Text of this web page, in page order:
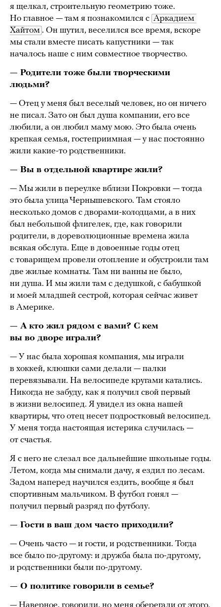
я щелкал, строительную геометрию тоже.
Но главное — там я познакомился с Аркадием
Хайтом . Он шутил, веселился все время, вскоре
мы стали вместе писать капустники — так
началось наше с ним совместное творчество.
— Родители тоже были творческими
людьми?
— Отец у меня был веселый человек, но он ничего
не писал. Зато он был душа компании, его все
любили, а он любил маму мою. Это была очень
крепкая семья, гостеприимная — у нас постоянно
жили какие-то родственники.
— Вы в отдельной квартире жили?
— Мы жили в переулке вблизи Покровки — тогда
это была улица Чернышевского. Там стояло
несколько домов с дворами-колодцами, а в них
был небольшой флигелек, где, как говорили
родители, в дореволюционные времена жила
всякая обслуга. Еще в довоенные годы отец
с товарищем провели отопление и обустроили там
две жилые комнаты. Там ни ванны не было,
ни душа. И мы жили там с дедушкой, с бабушкой
и моей младшей сестрой, которая сейчас живет
в Америке.
— А кто жил рядом с вами? С кем
вы во дворе играли?
— У нас была хорошая компания, мы играли
в хоккей, клюшки сами делали — палки
перевязывали. На велосипеде кругами катались.
Никогда не забуду, как я получил свой первый
в жизни велосипед. Я увидел из окна нашей
квартиры, что отец несет подростковый велосипед.
У меня тогда настоящая истерика случилась —
от счастья.
Я с него не слезал все дальнейшие школьные годы.
Летом, когда мы снимали дачу, я ездил по лесам.
Задом наперед научился ездить, вообще я был
спортивным мальчиком. В футбол гонял —
получил первый разряд по футболу.
— Гости в ваш дом часто приходили?
— Очень часто — и гости, и родственники. Тогда
все было по-другому: и дружба была по-другому,
и родственники были по-другому.
— О политике говорили в семье?